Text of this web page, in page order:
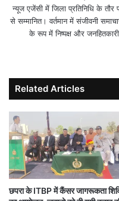
न्यूज एजेंसी में जिला प्रतिनिधि के
से सम्मानित। वर्तमान में संजीवनी
के रूप में निष्पक्ष और
Related Articles
छपरा के ITBP में कैंसर जागरूकता